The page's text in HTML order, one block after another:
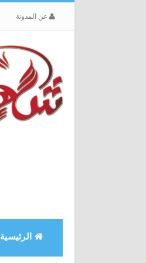
عن المدونة
الرئيسية